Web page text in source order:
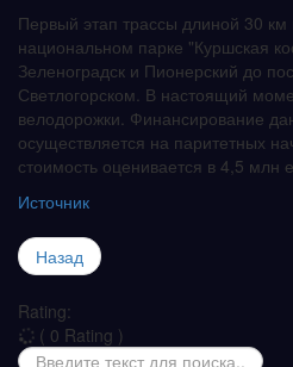
Первый этап трассы длиной 30
национальном парке "Куршская
Зеленоградск и Пионерский до
Светлогорском. В настоящий
велодорожки. Финансирование
осуществляется на паритетных
стоимость оценивается в 4,5 млн
Источник
Назад
Rating:
( 0 Rating )